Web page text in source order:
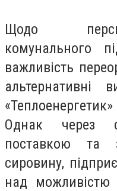
Щодо
комунального
важливість
альтернативні
Однак через
поставкою та
сировину,
над можливістю